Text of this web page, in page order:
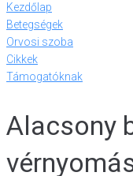
Kezdőlap
Betegségek
Orvosi szoba
Cikkek
Támogatóknak
Alacsony